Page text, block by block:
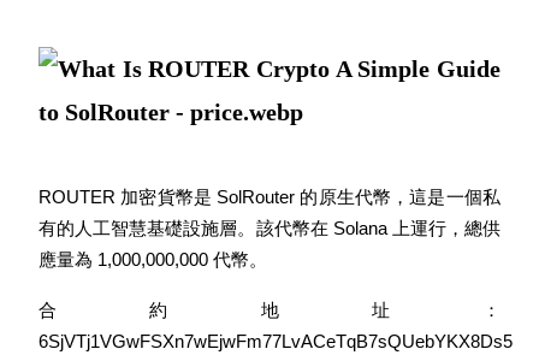
ROUTER 加密貨幣是 SolRouter 的原生代幣，這是一個私
有的人工智慧基礎設施層。該代幣在 Solana 上運行，總供
應量為 1,000,000,000 代幣。
合約地址：
6SjVTj1VGwFSXn7wEjwFm77LvACeTqB7sQUebYKX8Ds5